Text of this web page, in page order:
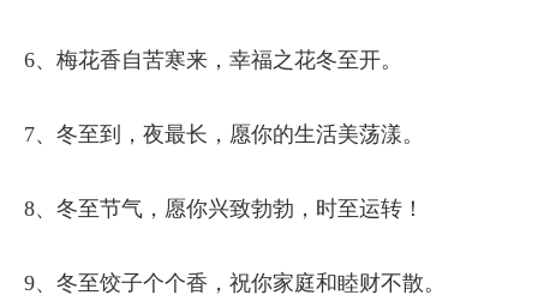
6、梅花香自苦寒来，幸福之花冬至开。
7、冬至到，夜最长，愿你的生活美荡漾。
8、冬至节气，愿你兴致勃勃，时至运转！
9、冬至饺子个个香，祝你家庭和睦财不散。